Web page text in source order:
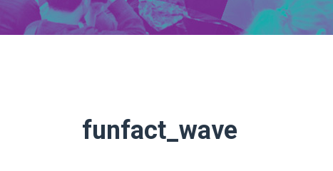
funfact_wave